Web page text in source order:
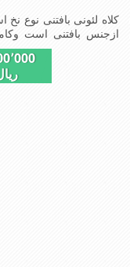
کلاه لئونی بافتنی نوع نخ
ازجنس بافتنی است
شده مدل کلاهی که
مناسب افراد خوش
مناسب, سبکی,خوش